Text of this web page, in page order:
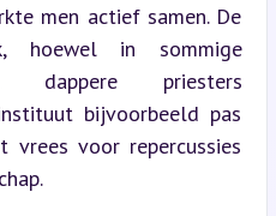
men actief samen. De
hoewel in sommige
dappere priesters
bijvoorbeeld pas
voor repercussies